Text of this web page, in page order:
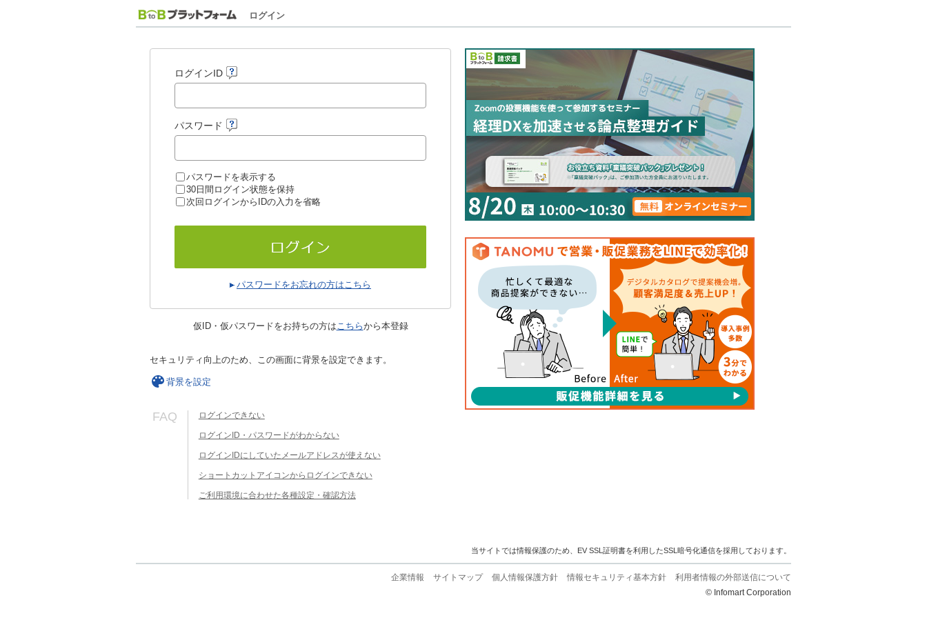
ログイン
ログインID
パスワード
パスワードを表示する
30日間ログイン状態を保持
次回ログインからIDの入力を省略
パスワードをお忘れの方はこちら
仮ID・仮パスワードをお持ちの方はこちらから本登録
セキュリティ向上のため、この画面に背景を設定できます。
背景を設定
FAQ ログインできない
ログインID・パスワードがわからない
ログインIDにしていたメールアドレスが使えない
ショートカットアイコンからログインできない
ご利用環境に合わせた各種設定・確認方法
当サイトでは情報保護のため、EV SSL証明書を利用したSSL暗号化通信を採用しております。
企業情報 サイトマップ 個人情報保護方針 情報セキュリティ基本方針
利用者情報の外部送信について
© Infomart Corporation